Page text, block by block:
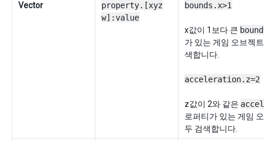
Vector
property.[xyz
w]:value
bounds.x>1
x값이 1보다 큰
가 있는 게임 오브젝
색합니다.
acceleration.z=2
z값이 2와 같은
로퍼티가 있는 게임
두 검색합니다.